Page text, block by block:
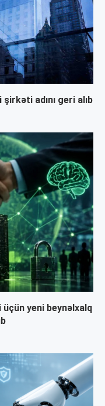
adını geri alıb
yeni beynəlxalq